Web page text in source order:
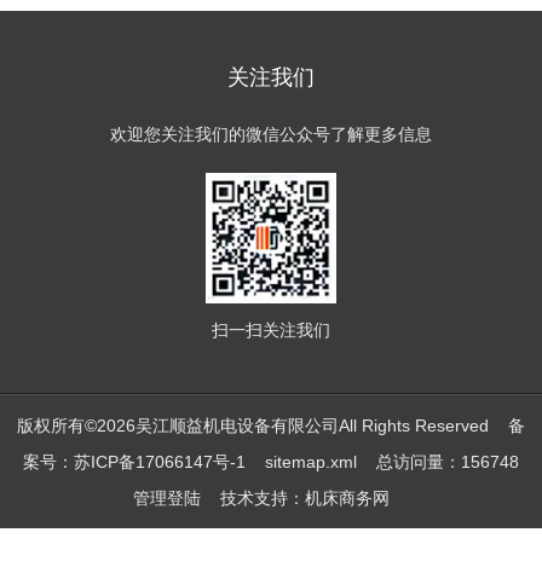
关注我们
欢迎您关注我们的微信公众号了解更多信息
扫一扫关注我们
版权所有©2026吴江顺益机电设备有限公司All Rights Reserved 备
案号：苏ICP备17066147号-1
sitemap.xml总访问量：156748
管理登陆技术支持： 机床商务网